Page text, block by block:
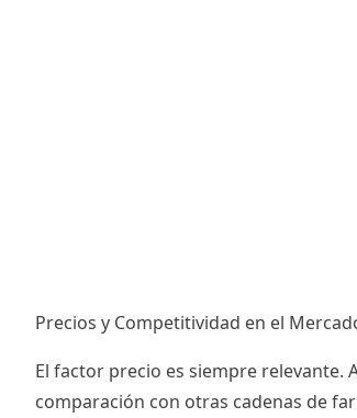
Precios y Competitividad en el
El factor precio es siempre relevante.
comparación con otras cadenas de